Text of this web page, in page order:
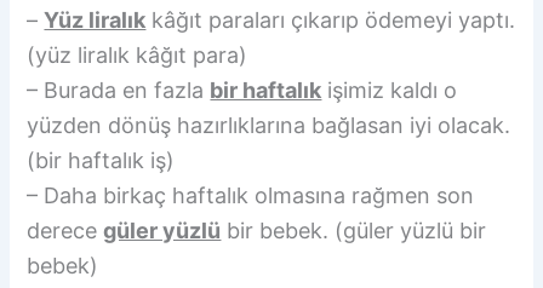
–Yüz liralık kâğıt paraları çıkarıp ödemeyi yaptı.
(yüz liralık kâğıt para)
– Burada en fazla bir haftalık işimiz kaldı o
yüzden dönüş hazırlıklarına bağlasan iyi olacak.
(bir haftalık iş)
– Daha birkaç haftalık olmasına rağmen son
derecegüler yüzlü bir bebek. (güler yüzlü bir
bebek)